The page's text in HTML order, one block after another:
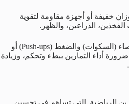
خفيفة أو أجهزة مقاومة لتقوية
الذراعين، والظهر.
يمكن أداء تمارين مثل القرفصاء (السكوات) والضغط (Push-ups) أو
أداء التمارين ببطء وتحكم، وزيادة
الرياضية التي تساهم في تحسين